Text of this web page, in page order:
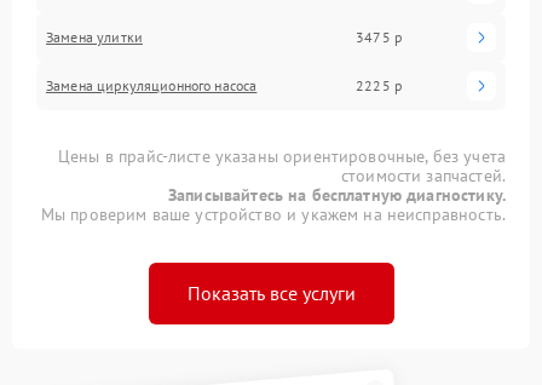
Замена улитки 3475 р
Замена циркуляционного насоса 2225 р
Цены в прайс-листе указаны ориентировочные, без учета
стоимости запчастей.
Записывайтесь на бесплатную диагностику.
Мы проверим ваше устройство и укажем на неисправность.
Показать все услуги